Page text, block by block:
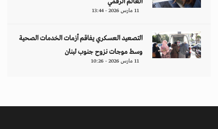
11 مارس 2026 - 13:44
التصعيد العسكري يفاقم أزمات الخدمات الصحية
وسط موجات نزوح جنوب لبنان
11 مارس 2026 - 10:26